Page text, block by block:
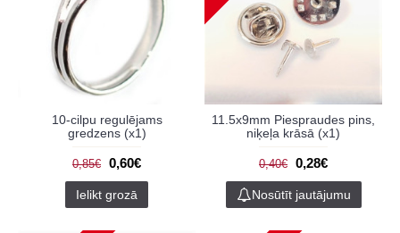
10-cilpu regulējams
gredzens (x1)
0,85€ 0,60€
Ielikt grozā
11.5x9mm Piespraudes pins,
niķeļa krāsā (x1)
0,40€ 0,28€
Nosūtīt jautājumu